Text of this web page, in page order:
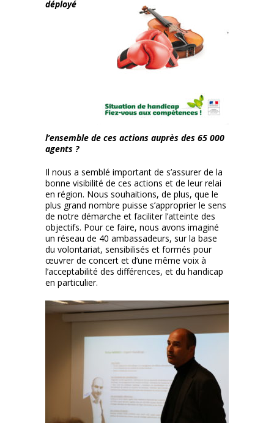
déployé
l’ensemble de ces actions auprès des 65 000
agents ?
Il nous a semblé important de s’assurer de la
bonne visibilité de ces actions et de leur relai
en région. Nous souhaitions, de plus, que le
plus grand nombre puisse s’approprier le sens
de notre démarche et faciliter l’atteinte des
objectifs. Pour ce faire, nous avons imaginé
un réseau de 40 ambassadeurs, sur la base
du volontariat, sensibilisés et formés pour
œuvrer de concert et d’une même voix à
l’acceptabilité des différences, et du handicap
en particulier.